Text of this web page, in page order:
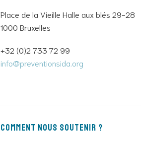
Place de la Vieille Halle aux blés 29-28
1000 Bruxelles
+32 (0)2 733 72 99
info@preventionsida.org
Comment nous soutenir ?